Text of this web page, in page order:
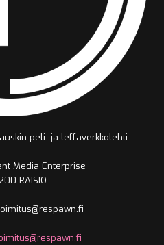
peli- ja leffaverkkolehti.
Media Enterprise
RAISIO